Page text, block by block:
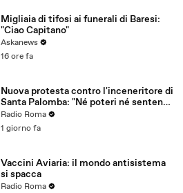
Migliaia di tifosi ai funerali di Baresi:
"Ciao Capitano"
Askanews
16 ore fa
Nuova protesta contro l'inceneritore di
Santa Palomba: "Né poteri né sentenze
ci fermeranno!"
Radio Roma
1 giorno fa
Vaccini Aviaria: il mondo antisistema
si spacca
Radio Roma